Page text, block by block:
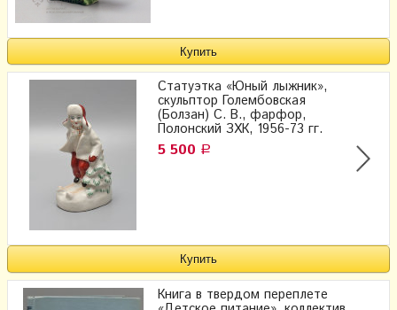
Статуэтка «Юный лыжник»,
скульптор Голембовская
(Болзан) С. В., фарфор,
Полонский ЗХК, 1956-73 гг.
5 500 Р
Книга в твердом переплете